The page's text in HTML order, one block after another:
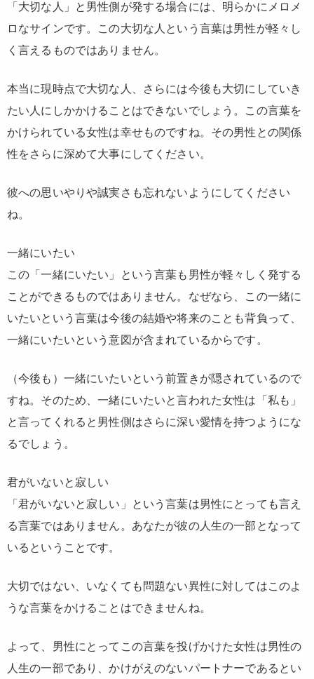
「大切な人」と男性側が発する場合には、明らかにメロメ
ロなサインです。この大切な人という言葉は男性が軽々し
く言えるものではありません。
本当に現時点で大切な人、さらには今後も大切にしていき
たい人にしかかけることはできないでしょう。この言葉を
かけられている女性は幸せものですね。その男性との関係
性をさらに深めて大事にしてください。
彼への思いやりや誠実さも忘れないようにしてください
ね。
一緒にいたい
この「一緒にいたい」という言葉も男性が軽々しく発する
ことができるものではありません。なぜなら、この一緒に
いたいという言葉は今後の結婚や将来のことも背負って、
一緒にいたいという意図が含まれているからです。
（今後も）一緒にいたいという前置きが隠されているので
すね。そのため、一緒にいたいと言われた女性は「私も」
と言ってくれると男性側はさらに深い愛情を持つようにな
るでしょう。
君がいないと寂しい
「君がいないと寂しい」という言葉は男性にとっても言え
る言葉ではありません。あなたが彼の人生の一部となって
いるということです。
大切ではない、いなくても問題ない異性に対してはこのよ
うな言葉をかけることはできませんね。
よって、男性にとってこの言葉を投げかけた女性は男性の
人生の一部であり、かけがえのないパートナーであるとい